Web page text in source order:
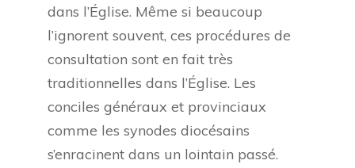
dans l’Église. Même si beaucoup
l’ignorent souvent, ces procédures de
consultation sont en fait très
traditionnelles dans l’Église. Les
conciles généraux et provinciaux
comme les synodes diocésains
s’enracinent dans un lointain passé.